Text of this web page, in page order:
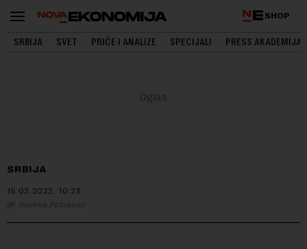
SHOP
SRBIJA SVET PRIČE I ANALIZE SPECIJALI PRESS AKADEMIJA
SRBIJA
15.03.2022. 10:28
Nevena Petaković